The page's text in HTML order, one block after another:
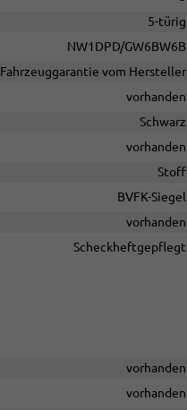
5-türig
NW1DPD/GW6BW6B
Fahrzeuggarantie vom Hersteller
vorhanden
Schwarz
vorhanden
Stoff
BVFK-Siegel
vorhanden
Scheckheftgepflegt
vorhanden
vorhanden